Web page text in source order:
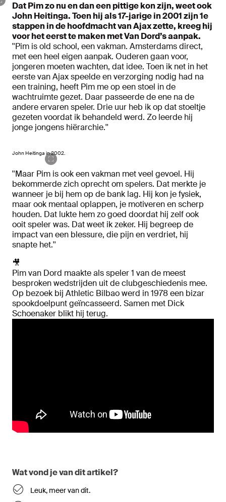
Dat Pim zo nu en dan een pittige kon zijn, weet ook
John Heitinga. Toen hij als 17-jarige in 2001 zijn 1e
stappen in de hoofdmacht van Ajax zette, kreeg hij
voor het eerst te maken met Van Dord’s aanpak.
''Pim is old school, een vakman. Amsterdams direct,
met een heel eigen aanpak. Ouderen gaan voor,
jongeren moeten wachten, dat idee. Toen ik net in het
eerste van Ajax speelde en verzorging nodig had na
een training, heeft Pim me op een stoel in de
wachtruimte gezet. Daar passeerde de ene na de
andere ervaren speler. Drie uur heb ik op dat stoeltje
gezeten voordat ik behandeld werd. Zo leerde hij
jonge jongens hiërarchie.''
John Heitinga in 2002.
''Maar Pim is ook een vakman met veel gevoel. Hij
bekommerde zich oprecht om spelers. Dat merkte je
wanneer je bij hem op de bank lag. Hij kon je fysiek,
maar ook mentaal oplappen, je motiveren en scherp
houden. Dat lukte hem zo goed doordat hij zelf ook
ooit speler was. Dat weet ik zeker. Hij begreep de
impact van een blessure, die pijn en verdriet, hij
snapte het.''
🎥
Pim van Dord maakte als speler 1 van de meest
besproken wedstrijden uit de clubgeschiedenis mee.
Op bezoek bij Athletic Bilbao werd in 1978 een bizar
spookdoelpunt geïncasseerd. Samen met Dick
Schoenaker blikt hij terug.
Wat vond je van dit artikel?
Leuk, meer van dit.